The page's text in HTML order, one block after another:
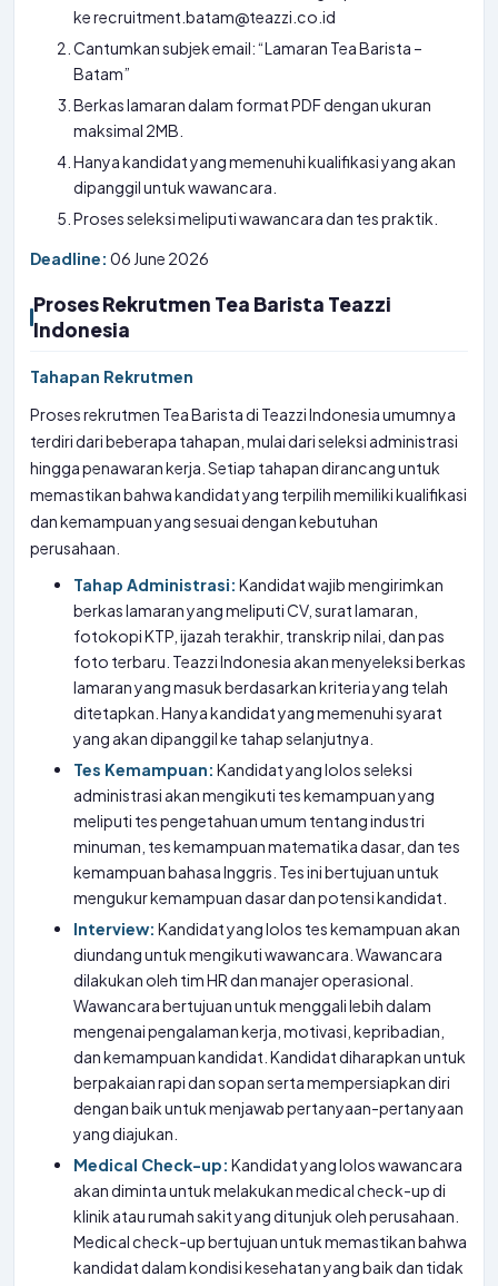
ke recruitment.batam@teazzi.co.id
Cantumkan subjek email: “Lamaran Tea Barista –
Batam”
Berkas lamaran dalam format PDF dengan ukuran
maksimal 2MB.
Hanya kandidat yang memenuhi kualifikasi yang akan
dipanggil untuk wawancara.
Proses seleksi meliputi wawancara dan tes praktik.
Deadline: 06 June 2026
Proses Rekrutmen Tea Barista Teazzi
Indonesia
Tahapan Rekrutmen
Proses rekrutmen Tea Barista di Teazzi Indonesia umumnya
terdiri dari beberapa tahapan, mulai dari seleksi administrasi
hingga penawaran kerja. Setiap tahapan dirancang untuk
memastikan bahwa kandidat yang terpilih memiliki kualifikasi
dan kemampuan yang sesuai dengan kebutuhan
perusahaan.
Tahap Administrasi: Kandidat wajib mengirimkan
berkas lamaran yang meliputi CV, surat lamaran,
fotokopi KTP, ijazah terakhir, transkrip nilai, dan pas
foto terbaru. Teazzi Indonesia akan menyeleksi berkas
lamaran yang masuk berdasarkan kriteria yang telah
ditetapkan. Hanya kandidat yang memenuhi syarat
yang akan dipanggil ke tahap selanjutnya.
Tes Kemampuan: Kandidat yang lolos seleksi
administrasi akan mengikuti tes kemampuan yang
meliputi tes pengetahuan umum tentang industri
minuman, tes kemampuan matematika dasar, dan tes
kemampuan bahasa Inggris. Tes ini bertujuan untuk
mengukur kemampuan dasar dan potensi kandidat.
Interview: Kandidat yang lolos tes kemampuan akan
diundang untuk mengikuti wawancara. Wawancara
dilakukan oleh tim HR dan manajer operasional.
Wawancara bertujuan untuk menggali lebih dalam
mengenai pengalaman kerja, motivasi, kepribadian,
dan kemampuan kandidat. Kandidat diharapkan untuk
berpakaian rapi dan sopan serta mempersiapkan diri
dengan baik untuk menjawab pertanyaan-pertanyaan
yang diajukan.
Medical Check-up: Kandidat yang lolos wawancara
akan diminta untuk melakukan medical check-up di
klinik atau rumah sakit yang ditunjuk oleh perusahaan.
Medical check-up bertujuan untuk memastikan bahwa
kandidat dalam kondisi kesehatan yang baik dan tidak